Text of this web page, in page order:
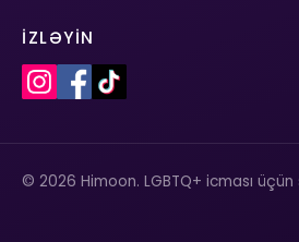
İZLƏYIN
© 2026 Himoon. LGBTQ+ icması üçün